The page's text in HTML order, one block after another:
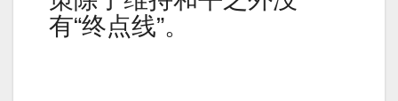
有“终点线”。